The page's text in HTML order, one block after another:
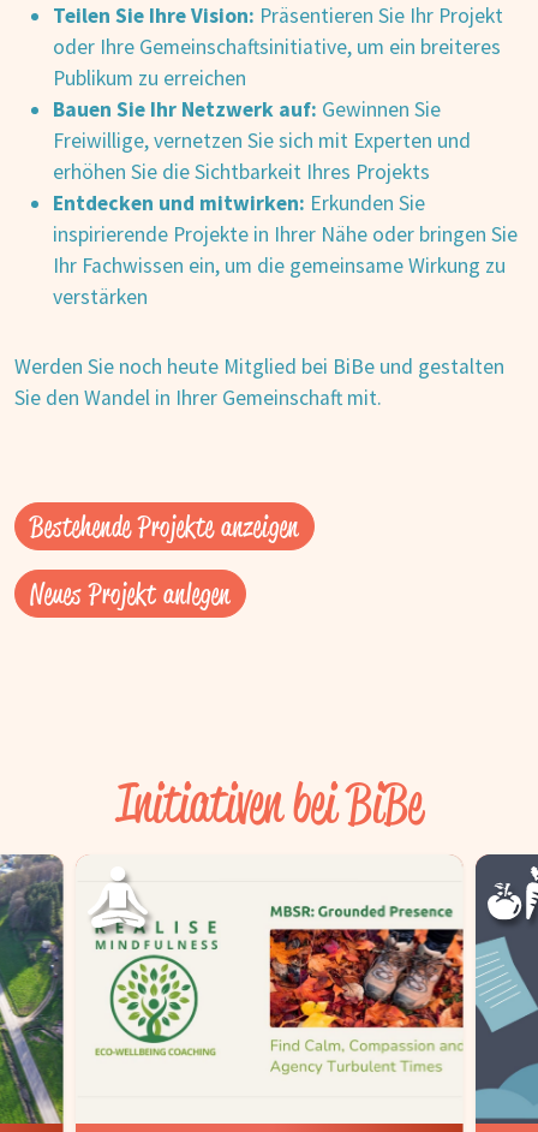
Teilen Sie Ihre Vision: Präsentieren Sie Ihr Projekt
oder Ihre Gemeinschaftsinitiative, um ein breiteres
Publikum zu erreichen
Bauen Sie Ihr Netzwerk auf: Gewinnen Sie
Freiwillige, vernetzen Sie sich mit Experten und
erhöhen Sie die Sichtbarkeit Ihres Projekts
Entdecken und mitwirken: Erkunden Sie
inspirierende Projekte in Ihrer Nähe oder bringen Sie
Ihr Fachwissen ein, um die gemeinsame Wirkung zu
verstärken
Werden Sie noch heute Mitglied bei BiBe und gestalten
Sie den Wandel in Ihrer Gemeinschaft mit.
Bestehende Projekte anzeigen
Neues Projekt anlegen
Initiativen bei BiBe